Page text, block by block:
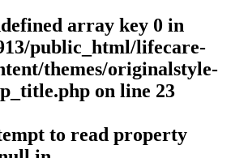
array key 0 in
public_html/lifecare-
themes/originalstyle-
on line 23
to read property